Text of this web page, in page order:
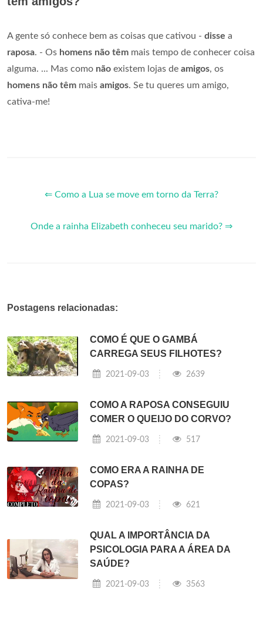
A gente só conhece bem as coisas que cativou - disse a
raposa. - Os homens não têm mais tempo de conhecer coisa
alguma. ... Mas como não existem lojas de amigos, os
homens não têm mais amigos. Se tu queres um amigo,
cativa-me!
⇐ Como a Lua se move em torno da Terra?
Onde a rainha Elizabeth conheceu seu marido? ⇒
Postagens relacionadas:
COMO É QUE O GAMBÁ
CARREGA SEUS FILHOTES?
2021-09-03 2639
COMO A RAPOSA CONSEGUIU
COMER O QUEIJO DO CORVO?
2021-09-03 517
COMO ERA A RAINHA DE
COPAS?
2021-09-03 621
QUAL A IMPORTÂNCIA DA
PSICOLOGIA PARA A ÁREA DA
SAÚDE?
2021-09-03 3563